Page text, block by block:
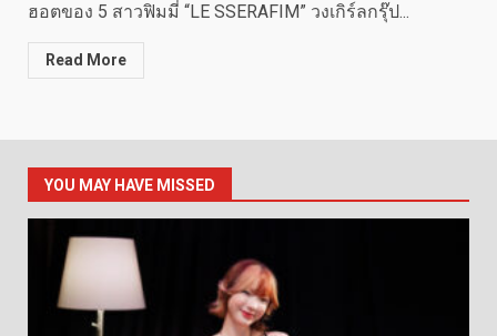
ฮอตของ 5 สาวฟิมมี่ “LE SSERAFIM” วงเกิร์ลกรุ๊ป...
Read More
YOU MAY HAVE MISSED